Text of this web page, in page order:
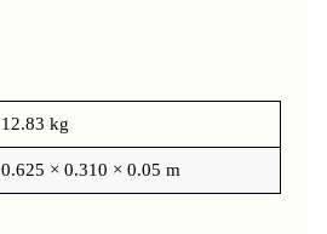
12.83 kg
0.625 × 0.310 × 0.05 m